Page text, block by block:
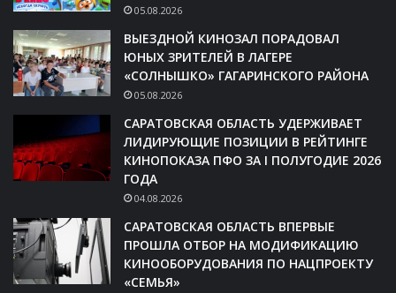
05.08.2026
ВЫЕЗДНОЙ КИНОЗАЛ ПОРАДОВАЛ
ЮНЫХ ЗРИТЕЛЕЙ В ЛАГЕРЕ
«СОЛНЫШКО» ГАГАРИНСКОГО РАЙОНА
05.08.2026
САРАТОВСКАЯ ОБЛАСТЬ УДЕРЖИВАЕТ
ЛИДИРУЮЩИЕ ПОЗИЦИИ В РЕЙТИНГЕ
КИНОПОКАЗА ПФО ЗА I ПОЛУГОДИЕ 2026
ГОДА
04.08.2026
САРАТОВСКАЯ ОБЛАСТЬ ВПЕРВЫЕ
ПРОШЛА ОТБОР НА МОДИФИКАЦИЮ
КИНООБОРУДОВАНИЯ ПО НАЦПРОЕКТУ
«СЕМЬЯ»